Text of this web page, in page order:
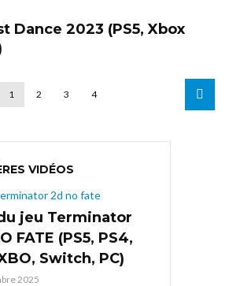
Dance 2023 (PS5, Xbox
1 2 3 4
VIDÉOS
jeu Terminator
FATE (PS5, PS4,
Switch, PC)
2025